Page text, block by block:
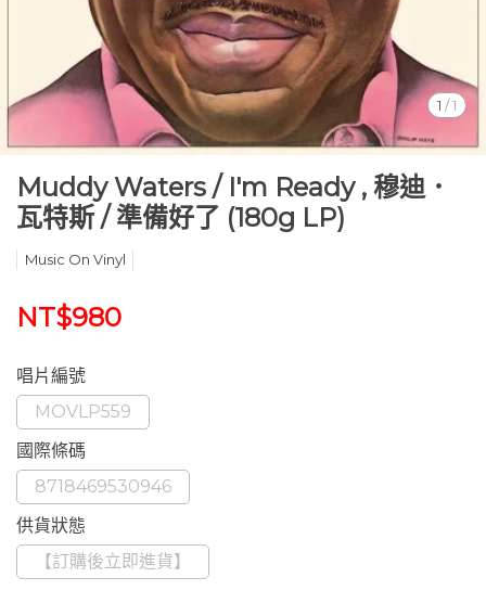
1 /1
Muddy Waters / I'm Ready , 穆迪．
瓦特斯 / 準備好了 (180g LP)
Music On Vinyl
NT$980
唱片編號
MOVLP559
國際條碼
8718469530946
供貨狀態
【訂購後立即進貨】